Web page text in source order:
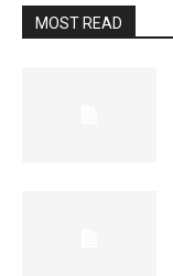
MOST READ